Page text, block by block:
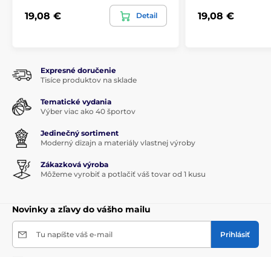
19,08 € Detail 19,08 €
Expresné doručenie
Tisíce produktov na sklade
Tematické vydania
Výber viac ako 40 športov
Jedinečný sortiment
Moderný dizajn a materiály vlastnej výroby
Zákazková výroba
Môžeme vyrobiť a potlačiť váš tovar od 1 kusu
Novinky a zľavy do vášho mailu
Tu napíšte váš e-mail Prihlásiť